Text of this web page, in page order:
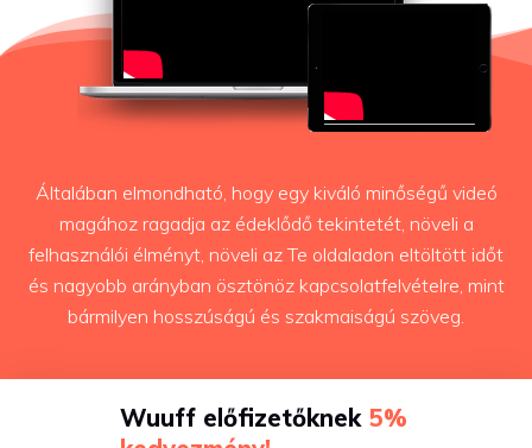
Általában elmondható, hogy egy kiváló minőségű videó
magához ragadja az édeklődő tekintetét, növeli a
felhasználói élményt, növeli az Te oldaladon eltöltött időt
és nagyobb arányban ösztönöz kapcsolatfelvételre, mint
bármilyen hosszúságú és szakmaiságú szöveg.
Wuuff előfizetőknek 5%